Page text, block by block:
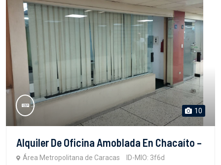
10
Alquiler De Oficina Amoblada En Chacaíto –
Área Metropolitana de Caracas ID-MIO: 3f6d